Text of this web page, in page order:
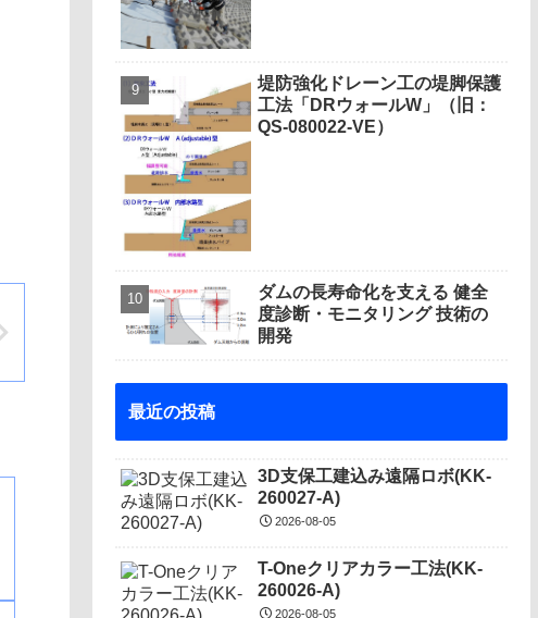
堤防強化ドレーン工の堤脚保護
工法「DRウォールW」（旧：
QS-080022-VE）
ダムの長寿命化を支える 健全
度診断・モニタリング 技術の
開発
最近の投稿
3D支保工建込み遠隔ロボ(KK-
260027-A)
2026-08-05
T-Oneクリアカラー工法(KK-
260026-A)
2026-08-05